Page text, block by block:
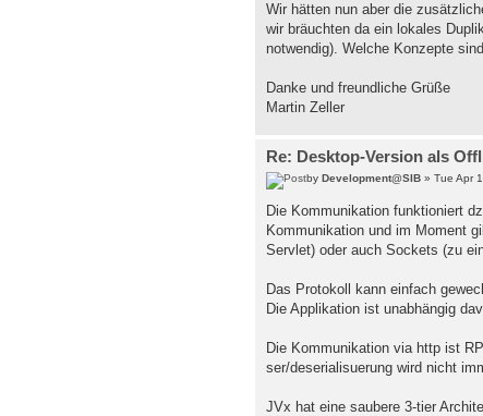
Wir hätten nun aber die
wir bräuchten da ein lokales
notwendig). Welche Konzepte
Danke und freundliche Grüße
Martin Zeller
Re: Desktop-Version als
by Development@SIB » Tue Apr
Die Kommunikation funktioniert
Kommunikation und im Moment
Servlet) oder auch Sockets (zu
Das Protokoll kann einfach
Die Applikation ist unabhängig
Die Kommunikation via http ist
ser/deserialisuerung wird nicht
JVx hat eine saubere 3-tier